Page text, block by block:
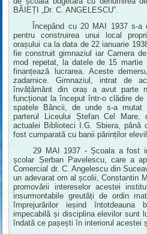
BĂIEȚI „Dr. C. ANGELESCU”.
Începând cu 20 MAI 1937 s-a
pentru construirea unui local
orașului ca la data de 22 ianuarie
fie construit gimnaziul iar Camera
mod repetat, la datele de 15
finanțează lucrarea. Aceste
zadarnice. Gimnaziul, intrat de
învățământ din oraș a avut parte
funcționat la început într-o clădire
spatele Băncii, de unde s-a mutat
parterul Liceului Ștefan Cel
actualei Biblioteci I.G. Sbiera,
fost cumparată cu banii părinților
29 MAI 1937 - Școala a fost
școlar Șerban Pavelescu, care a
Comercial dr. C. Angelescu din
un adevarat om al școlii, Constantin
promovării intereselor acestei
insurmontabile greutăți de ordin
împrejurărilor ieșind întotdeauna
impecabilă și disciplina elevilor sunt
îndată ce pașești în interiorul acestei